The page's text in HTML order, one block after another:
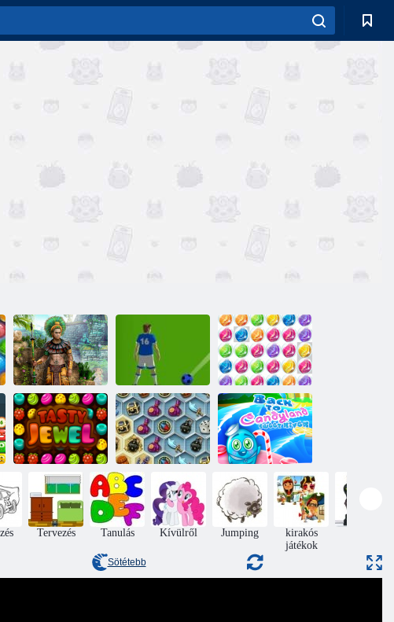
Montezuma 2
kincsei
Labdarúgás
Bubbles
Ékszerbuborékok
3
Ízletes ékszer
Kincsei Mystic
Sea
Vissza a
Candyland
Sweet Riverbe
Tervezés Tanulás Kívülről Jumping
kirakós
játékok
Sötétebb